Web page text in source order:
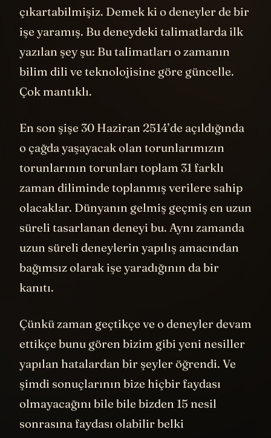
çıkartabilmişiz. Demek ki o deneyler de bir
işe yaramış. Bu deneydeki talimatlarda ilk
yazılan şey şu: Bu talimatları o zamanın
bilim dili ve teknolojisine göre güncelle.
Çok mantıklı.
En son şişe 30 Haziran 2514’de açıldığında
o çağda yaşayacak olan torunlarımızın
torunlarının torunları toplam 31 farklı
zaman diliminde toplanmış verilere sahip
olacaklar. Dünyanın gelmiş geçmiş en uzun
süreli tasarlanan deneyi bu. Aynı zamanda
uzun süreli deneylerin yapılış amacından
bağımsız olarak işe yaradığının da bir
kanıtı.
Çünkü zaman geçtikçe ve o deneyler devam
ettikçe bunu gören bizim gibi yeni nesiller
yapılan hatalardan bir şeyler öğrendi. Ve
şimdi sonuçlarının bize hiçbir faydası
olmayacağını bile bile bizden 15 nesil
sonrasına faydası olabilir belki